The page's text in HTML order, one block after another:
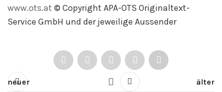
www.ots.at © Copyright APA-OTS Originaltext-
Service GmbH und der jeweilige Aussender
neuer älter